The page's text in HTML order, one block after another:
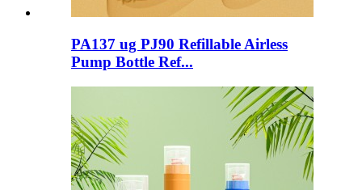
PA137 ug PJ90 Refillable Airless
Pump Bottle Ref...